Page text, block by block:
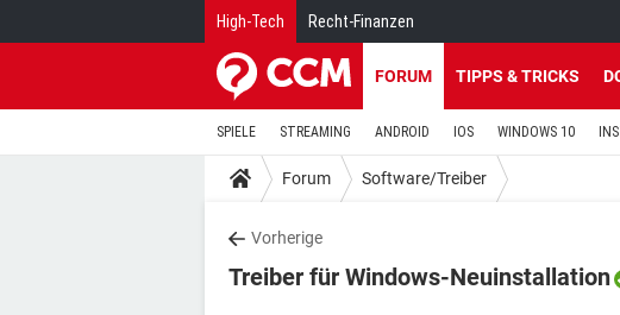
High-Tech Recht-Finanzen
FORUM TIPPS & TRICKS
SPIELE STREAMING ANDROID IOS WINDOWS 10
Forum Software/Treiber
Vorherige
Treiber für Windows-Neuinstallation